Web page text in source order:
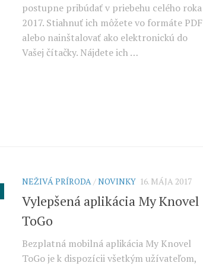
postupne pribúdať v priebehu celého roka
2017. Stiahnuť ich môžete vo formáte PDF
alebo nainštalovať ako elektronickú do
Vašej čítačky. Nájdete ich …
NEŽIVÁ PRÍRODA/NOVINKY 16. MÁJA 2017
Vylepšená aplikácia My Knovel
ToGo
Bezplatná mobilná aplikácia My Knovel
ToGo je k dispozícii všetkým užívateľom,